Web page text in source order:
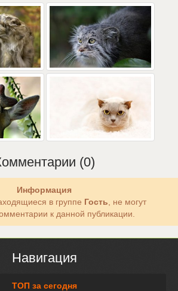
(0)
Информация
в группе Гость , не могут
к данной публикации.
Навигация
ТОП за сегодня